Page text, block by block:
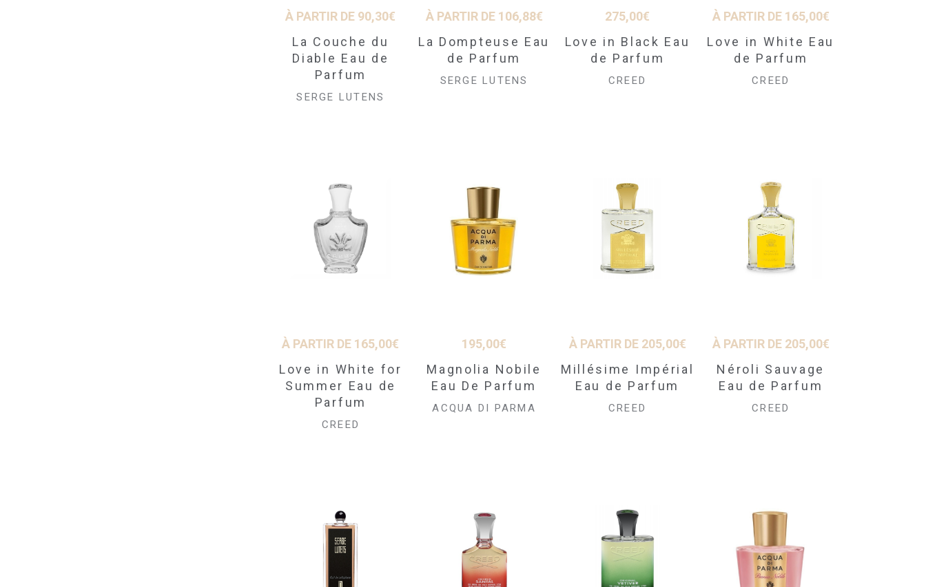
À PARTIR DE 90,30€
La Couche du
Diable Eau de
Parfum
SERGE LUTENS
À PARTIR DE 106,88€
La Dompteuse Eau
de Parfum
SERGE LUTENS
275,00€
Love in Black Eau
de Parfum
CREED
À PARTIR DE 165,00€
Love in White Eau
de Parfum
CREED
À PARTIR DE 165,00€
Love in White for
Summer Eau de
Parfum
CREED
195,00€
Magnolia Nobile
Eau De Parfum
ACQUA DI PARMA
À PARTIR DE 205,00€
Millésime Impérial
Eau de Parfum
CREED
À PARTIR DE 205,00€
Néroli Sauvage
Eau de Parfum
CREED